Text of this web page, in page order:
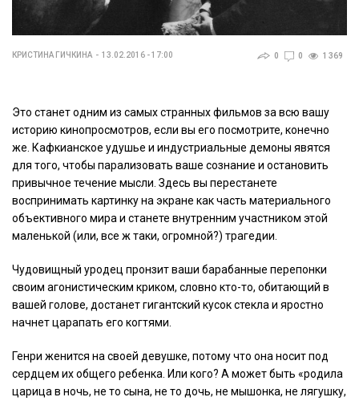
КРИСТИНА ГИЧКИНА 13.02.2016 - 17:00 0 0 1 369
Это станет одним из самых странных фильмов за всю вашу
историю кинопросмотров, если вы его посмотрите, конечно
же. Кафкианское удушье и индустриальные демоны явятся
для того, чтобы парализовать ваше сознание и остановить
привычное течение мысли. Здесь вы перестанете
воспринимать картинку на экране как часть материального
объективного мира и станете внутренним участником этой
маленькой (или, все ж таки, огромной?) трагедии.
Чудовищный уродец пронзит ваши барабанные перепонки
своим агонистическим криком, словно кто-то, обитающий в
вашей голове, достанет гигантский кусок стекла и яростно
начнет царапать его когтями.
Генри женится на своей девушке, потому что она носит под
сердцем их общего ребенка. Или кого? А может быть «родила
царица в ночь, не то сына, не то дочь, не мышонка, не лягушку,